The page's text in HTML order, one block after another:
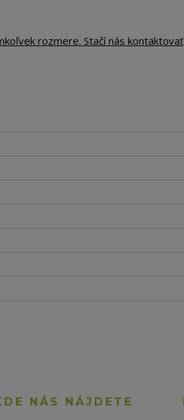
rozmere. Stačí nás kontaktovať
NÁS NÁJDETE